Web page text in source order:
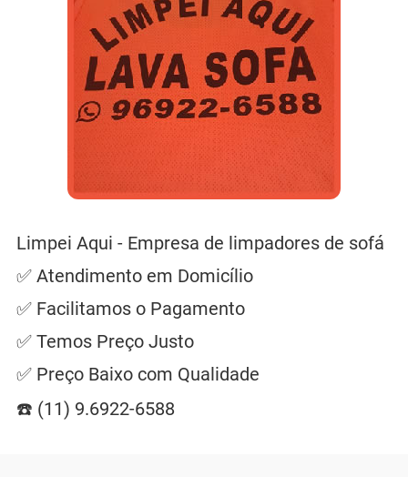
Limpei Aqui - Empresa de limpadores de sofá
✅ Atendimento em Domicílio
✅ Facilitamos o Pagamento
✅ Temos Preço Justo
✅ Preço Baixo com Qualidade
☎️ (11) 9.6922-6588